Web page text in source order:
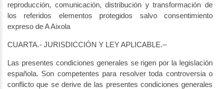
reproducción, comunicación, distribución y transformación de
los referidos elementos protegidos salvo consentimiento
expreso de A Aixola
CUARTA.- JURISDICCIÓN Y LEY APLICABLE.–
Las presentes condiciones generales se rigen por la legislación
española. Son competentes para resolver toda controversia o
conflicto que se derive de las presentes condiciones generales